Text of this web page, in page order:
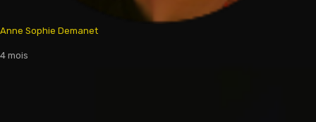
Anne Sophie Demanet
4 mois